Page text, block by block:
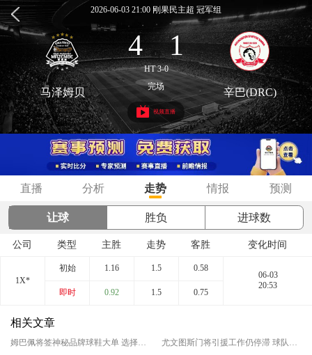
2026-06-03 21:00 刚果民主超 冠军组
4 : 1
HT 3-0
马泽姆贝 完场 辛巴(DRC)
视频直播
直播 分析 走势 情报 预测
让球 胜负 进球数
公司 类型 主胜 走势 客胜 变化时间
1X*
初始 1.16 1.5 0.58
06-03
20:53
即时 0.92 1.5 0.75
相关文章
姆巴佩将签神秘品牌球鞋大单 选择不再续约耐克
尤文图斯门将引援工作仍停滞 球队可能选择租借铃木彩艳